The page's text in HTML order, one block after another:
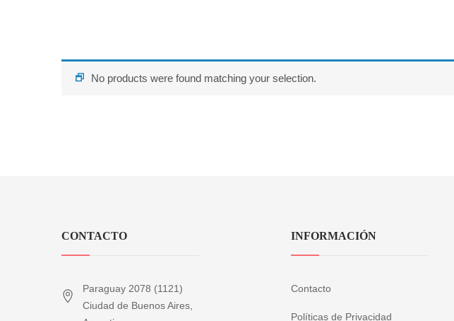
No products were found matching your selection.
CONTACTO
Paraguay 2078 (1121)
Ciudad de Buenos Aires,
INFORMACIÓN
Contacto
Políticas de Privacidad